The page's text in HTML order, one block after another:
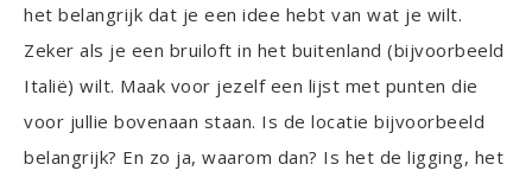
het belangrijk dat je een idee hebt van wat je wilt.
Zeker als je een bruiloft in het buitenland (bijvoorbeeld
Italië) wilt. Maak voor jezelf een lijst met punten die
voor jullie bovenaan staan. Is de locatie bijvoorbeeld
belangrijk? En zo ja, waarom dan? Is het de ligging, het